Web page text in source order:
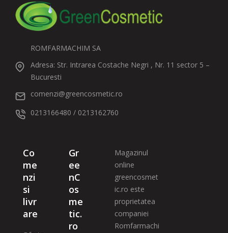
ROMFARMACHIM SA
Adresa: Str. Intrarea Costache Negri , Nr. 11 sector 5 –
Bucuresti
comenzi@greencosmetic.ro
0213166480 / 0213162760
Co
me
nzi
si
livr
are
Gr
ee
nC
os
me
tic.
ro
Magazinul
online
greencosmet
ic.ro este
proprietatea
companiei
Romfarmachi